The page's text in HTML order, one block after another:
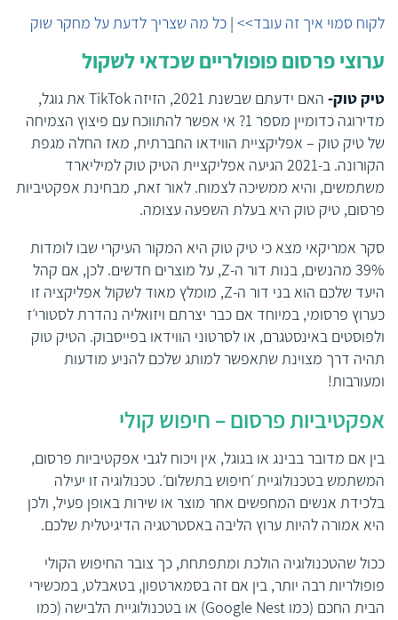
לקוח סמוי איך זה עובד>> | כל מה שצריך לדעת על מחקר שוק
ערוצי פרסום פופולריים שכדאי לשקול
טיק טוק- האם ידעתם שבשנת 2021, הזיזה TikTok את גוגל,
מדירוגה כדומיין מספר 1? אי אפשר להתווכח עם פיצוץ הצמיחה
של טיק טוק – אפליקציית הווידאו החברתית, מאז החלה מגפת
הקורונה. ב-2021 הגיעה אפליקציית הטיק טוק למיליארד
משתמשים, והיא ממשיכה לצמוח. לאור זאת, מבחינת אפקטיביות
פרסום, טיק טוק היא בעלת השפעה עצומה.
סקר אמריקאי מצא כי טיק טוק היא המקור העיקרי שבו לומדות
39% מהנשים, בנות דור ה-
Z, על מוצרים חדשים. לכן, אם קהל
היעד שלכם הוא בני דור ה-Z, מומלץ מאוד לשקול אפליקציה זו
כערוץ פרסומי, במיוחד אם כבר יצרתם ויזואליה נהדרת לסטורי׳ז
ולפוסטים באינסטגרם, או לסרטוני הווידאו בפייסבוק. הטיק טוק
תהיה דרך מצוינת שתאפשר למותג שלכם להניע מודעות
ומעורבות!
אפקטיביות פרסום – חיפוש קולי
בין אם מדובר בבינג או בגוגל, אין ויכוח לגבי אפקטיביות פרסום,
המשתמש בטכנולוגיית ׳חיפוש בתשלום׳. טכנולוגיה זו יעילה
בלכידת אנשים המחפשים אחר מוצר או שירות באופן פעיל, ולכן
היא אמורה להיות ערוץ הליבה באסטרטגיה הדיגיטלית שלכם.
ככול שהטכנולוגיה הולכת ומתפתחת, כך צובר החיפוש הקולי
פופולריות רבה יותר, בין אם זה בסמארטפון, בטאבלט, במכשירי
הבית החכם (כמו Google Nest) או בטכנולוגיית הלבישה (כמו